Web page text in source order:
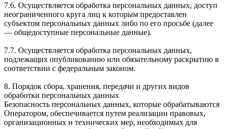
7.6. Осуществляется обработка персональных данных, доступ
неограниченного круга лиц к которым предоставлен
субъектом персональных данных либо по его просьбе (далее
— общедоступные персональные данные).
7.7. Осуществляется обработка персональных данных,
подлежащих опубликованию или обязательному раскрытию в
соответствии с федеральным законом.
8. Порядок сбора, хранения, передачи и других видов
обработки персональных данных
Безопасность персональных данных, которые обрабатываются
Оператором, обеспечивается путем реализации правовых,
организационных и технических мер, необходимых для